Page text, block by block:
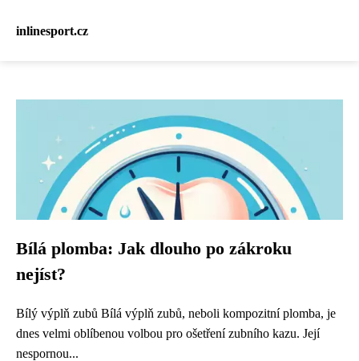
inlinesport.cz
Bílá plomba: Jak dlouho po zákroku
nejíst?
Bílý výplň zubů Bílá výplň zubů, neboli kompozitní plomba, je
dnes velmi oblíbenou volbou pro ošetření zubního kazu. Její
nespornou...